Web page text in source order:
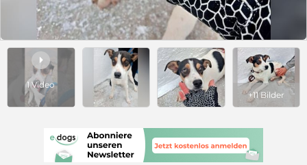

1 Video
+11 Bilder